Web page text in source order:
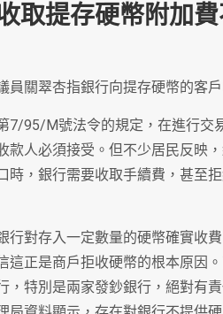
取提存硬幣附加
員關翠杏指銀行向提存硬幣的客
7/95/M號法令的規定，在進行交
款人必須接受。但不少居民反映
時，銀行需要收取手續費，甚至
行對存入一定數量的硬幣確實收
這正是商戶拒收硬幣的根本原因
，特別是兩家發鈔銀行，絕對有